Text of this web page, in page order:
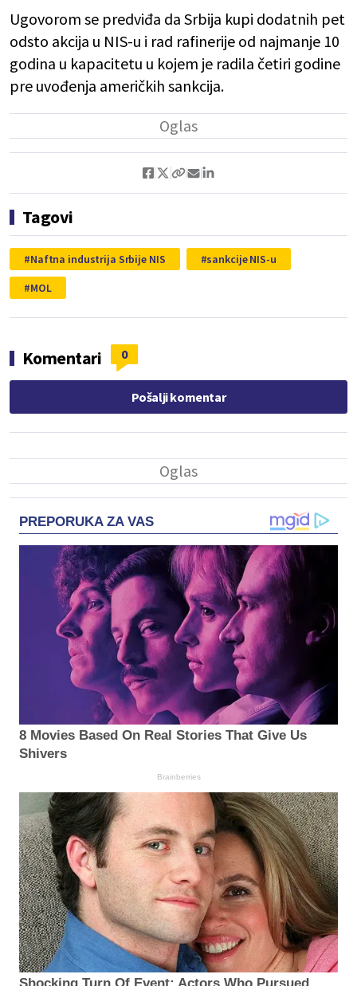
Ugovorom se predviđa da Srbija kupi dodatnih pet
odsto akcija u NIS-u i rad rafinerije od najmanje 10
godina u kapacitetu u kojem je radila četiri godine
pre uvođenja američkih sankcija.
Tagovi
Naftna industrija Srbije NIS
sankcije NIS-u
MOL
Komentari 0
Pošalji komentar
PREPORUKA ZA VAS
8 Movies Based On Real Stories That Give Us
Shivers
Brainberries
Shocking Turn Of Event: Actors Who Pursued